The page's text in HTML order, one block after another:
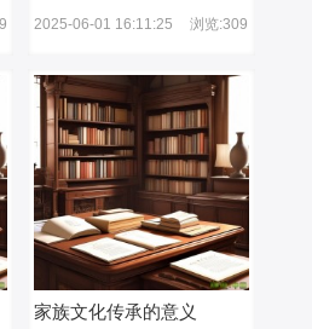
其以艺术创新拓展美学边界，以易学
化伦理共同体意识，成为中华文化多
元谱系中不可或缺的组成部分。
2025-06-01 16:11:25 浏览:309
家族文化传承的意义